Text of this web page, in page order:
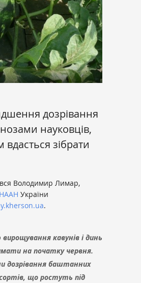
дозрівання
науковців,
зібрати
Володимир Лимар,
НААН України
.
кавунів і динь
на початку червня.
дозрівання баштанних
що ростуть під